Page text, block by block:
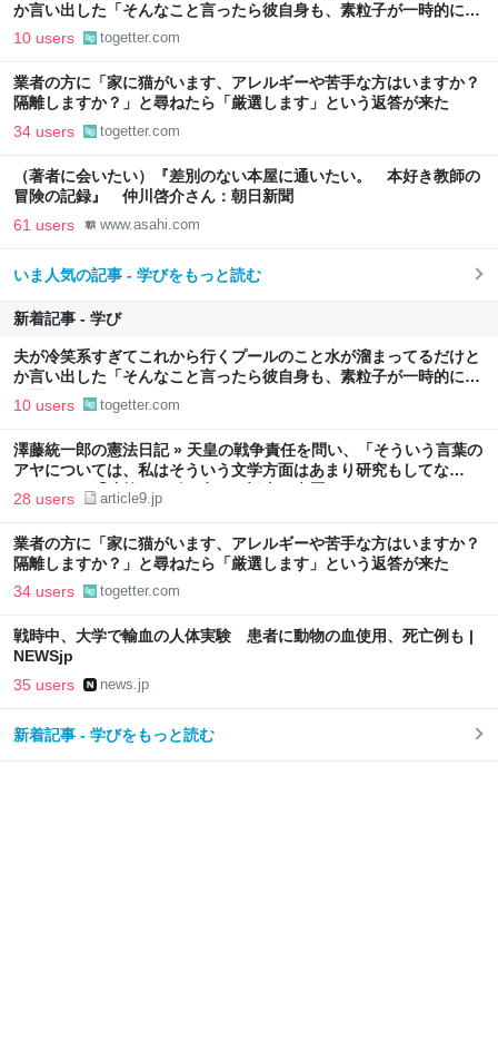
か言い出した「そんなこと言ったら彼自身も、素粒子が一時的に人
の形にまとまってるだけじゃん」
10 users togetter.com
業者の方に「家に猫がいます、アレルギーや苦手な方はいますか？
隔離しますか？」と尋ねたら「厳選します」という返答が来た
34 users togetter.com
（著者に会いたい）『差別のない本屋に通いたい。 本好き教師の
冒険の記録』 仲川啓介さん：朝日新聞
61 users www.asahi.com
いま人気の記事 - 学びをもっと読む
新着記事 - 学び
夫が冷笑系すぎてこれから行くプールのこと水が溜まってるだけと
か言い出した「そんなこと言ったら彼自身も、素粒子が一時的に人
の形にまとまってるだけじゃん」
10 users togetter.com
澤藤統一郎の憲法日記 » 天皇の戦争責任を問い、「そういう言葉の
アヤについては、私はそういう文学方面はあまり研究もしてな
い…」との「迷答」を引き出した記者の来歴
28 users article9.jp
業者の方に「家に猫がいます、アレルギーや苦手な方はいますか？
隔離しますか？」と尋ねたら「厳選します」という返答が来た
34 users togetter.com
戦時中、大学で輸血の人体実験 患者に動物の血使用、死亡例も |
NEWSjp
35 users news.jp
新着記事 - 学びをもっと読む